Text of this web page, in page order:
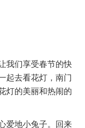
我们享受春节的快
起去看花灯，南门
灯的美丽和热闹的
爱地小兔子。回来